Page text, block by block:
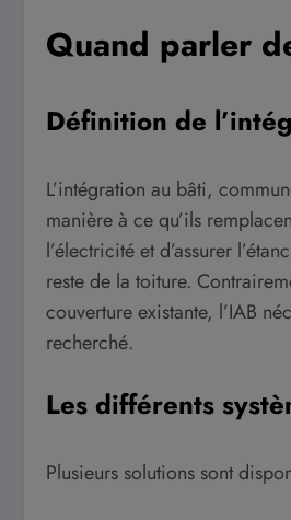
Quand parler
Définition de
L’intégration au bâti,
manière à ce qu’ils
l’électricité et d’assurer
reste de la toiture.
couverture existante, l’IAB
recherché.
Les différents
Plusieurs solutions sont